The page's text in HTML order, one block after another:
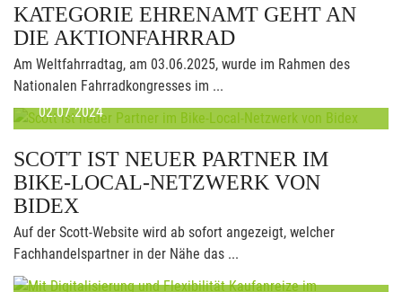
KATEGORIE EHRENAMT GEHT AN
DIE AKTIONFAHRRAD
Am Weltfahrradtag, am 03.06.2025, wurde im Rahmen des
Nationalen Fahrradkongresses im ...
02.07.2024
SCOTT IST NEUER PARTNER IM
BIKE-LOCAL-NETZWERK VON
BIDEX
Auf der Scott-Website wird ab sofort angezeigt, welcher
Fachhandelspartner in der Nähe das ...